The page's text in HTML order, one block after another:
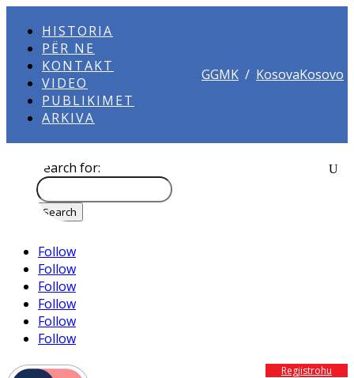
HISTORIA
PËR NE
KONTAKT
VIDEO
PUBLIKIMET
ARKIVA
GGMK / KosovaKosovo
Search for:
Follow
Follow
Follow
Follow
Follow
Follow
Regjistrohu